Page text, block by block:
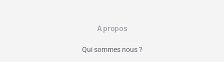
A propos
Qui sommes nous ?